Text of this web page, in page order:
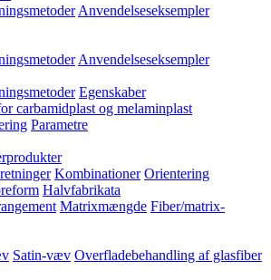
Anvendelseseksempler
Anvendelseseksempler
Egenskaber
carbamidplast og melaminplast
Parametre
Kombinationer Orientering
Halvfabrikata
Matrixmængde Fiber/matrix-
Satin-væv Overfladebehandling af glasfiber